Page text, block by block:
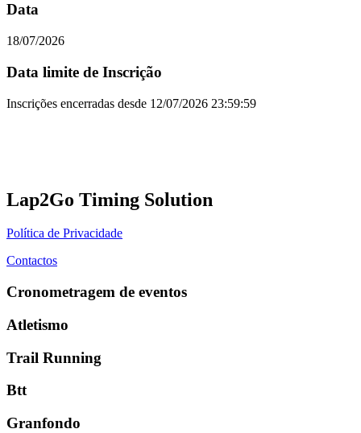
Data
18/07/2026
Data limite de Inscrição
Inscrições encerradas desde 12/07/2026 23:59:59
Lap2Go Timing Solution
Política de Privacidade
Contactos
Cronometragem de eventos
Atletismo
Trail Running
Btt
Granfondo